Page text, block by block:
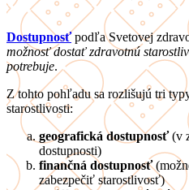
Dostupnosťpodľa Svetovej
možnosť dostať zdravotnú
potrebuje.
Z tohto pohľadu sa rozlišujú tri
starostlivosti:
geografická dostupnosť(v
dostupnosti)
finančná dostupnosť
zabezpečiť starostlivosť)